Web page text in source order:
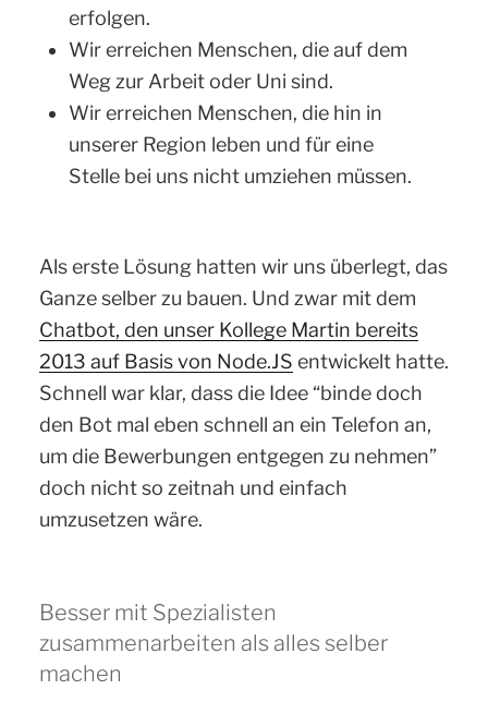
erfolgen.
Wir erreichen Menschen, die auf dem
Weg zur Arbeit oder Uni sind.
Wir erreichen Menschen, die hin in
unserer Region leben und für eine
Stelle bei uns nicht umziehen müssen.
Als erste Lösung hatten wir uns überlegt, das
Ganze selber zu bauen. Und zwar mit dem
Chatbot, den unser Kollege Martin bereits
2013 auf Basis von Node.JS entwickelt hatte.
Schnell war klar, dass die Idee “binde doch
den Bot mal eben schnell an ein Telefon an,
um die Bewerbungen entgegen zu nehmen”
doch nicht so zeitnah und einfach
umzusetzen wäre.
Besser mit Spezialisten
zusammenarbeiten als alles selber
machen